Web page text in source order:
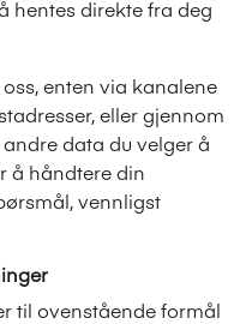
hentes direkte fra deg
enten via kanalene
eller gjennom
data du velger å
å håndtere din
vennligst
til ovenstående formål